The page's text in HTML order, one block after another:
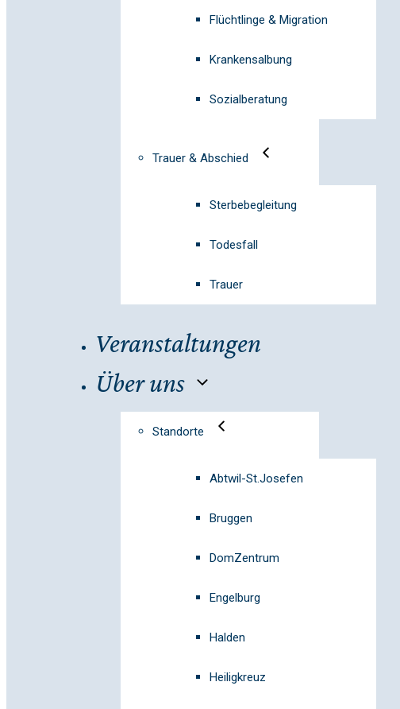
Flüchtlinge & Migration
Krankensalbung
Sozialberatung
Trauer & Abschied
Sterbebegleitung
Todesfall
Trauer
Veranstaltungen
Über uns
Standorte
Abtwil-St.Josefen
Bruggen
DomZentrum
Engelburg
Halden
Heiligkreuz